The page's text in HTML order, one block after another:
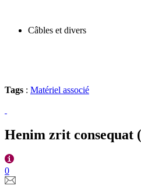
Câbles et divers
Tags : Matériel associé
Henim zrit consequat
0